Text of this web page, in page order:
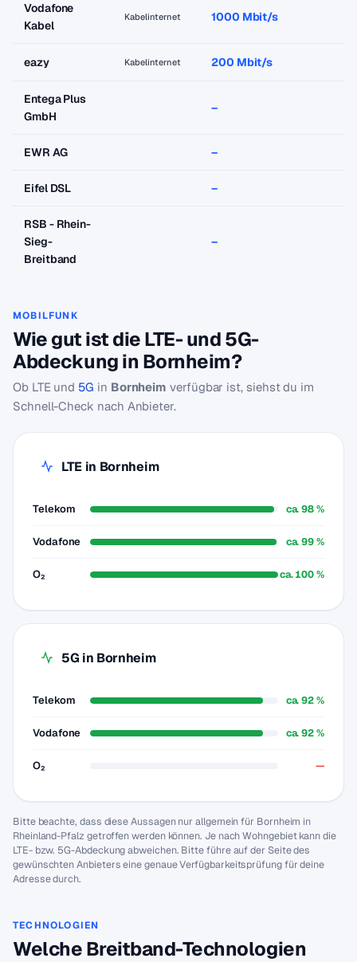
Vodafone
Kabel
Kabelinternet 1000 Mbit/s
eazy Kabelinternet 200 Mbit/s
Entega Plus
GmbH
–
EWR AG –
Eifel DSL –
RSB - Rhein-
Sieg-
Breitband
–
MOBILFUNK
Wie gut ist die LTE- und 5G-
Abdeckung in Bornheim?
Ob LTE und 5G in Bornheim verfügbar ist, siehst du im
Schnell-Check nach Anbieter.
LTE in Bornheim
Telekom ca. 98 %
Vodafone ca. 99 %
O₂ ca. 100 %
5G in Bornheim
Telekom ca. 92 %
Vodafone ca. 92 %
O₂ —
Bitte beachte, dass diese Aussagen nur allgemein für Bornheim in
Rheinland-Pfalz getroffen werden können. Je nach Wohngebiet kann die
LTE- bzw. 5G-Abdeckung abweichen. Bitte führe auf der Seite des
gewünschten Anbieters eine genaue Verfügbarkeitsprüfung für deine
Adresse durch.
TECHNOLOGIEN
Welche Breitband-Technologien